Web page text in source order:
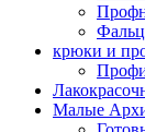
крюки и
Малые